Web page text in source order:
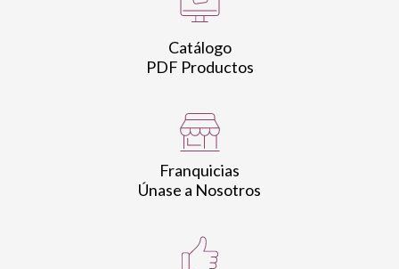
Catálogo
PDF Productos
Franquicias
Únase a Nosotros